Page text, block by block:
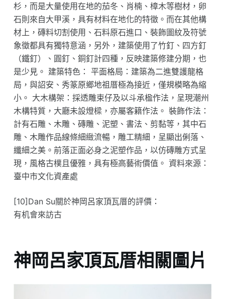
杉，而是大量使用在地的茄冬、肖楠、樟木等樹材，卵
石則來自大甲溪，具有材料在地化的特徵。而在其他構
材上，磚料切割使用、石料原石進口、裝飾圖紋及符號
象徵都具有獨特意涵，另外，建築使用了竹釘、四方釘
（鐵釘）、圓釘、銅釘計四種，反映建築修建分期，也
是少見。 建築特色： 平面格局：建築為二進雙護龍格
局，與詔安、秀篆原鄉地祖厝極為接近，僅規模略為縮
小。 大木構架：採透雕束仔及以斗承楹作法，呈現潮州
木構特質，大廳未設燈樑，亦屬客籍作法。 裝飾作法：
計有石雕、木雕、磚雕、泥塑、書法、剪黏等，其中石
雕、木雕作品線條細緻流暢，雕工精細，呈顯出俐落、
纖細之美。前落正面必身之泥塑作品，以仿磚雕方式呈
現，風格古樸且優雅，具有極高藝術價值。 資料來源：
臺中市文化資產處
[10]Dan Su關於神岡呂家頂瓦厝的評價：
有机會來訪古
神岡呂家頂瓦厝相關圖片